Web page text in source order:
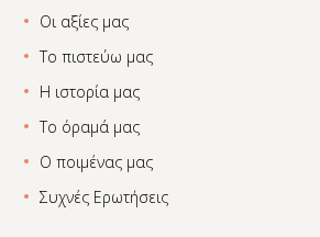
Οι αξίες μας
Το πιστεύω μας
Η ιστορία μας
Το όραμά μας
Ο ποιμένας μας
Συχνές Ερωτήσεις